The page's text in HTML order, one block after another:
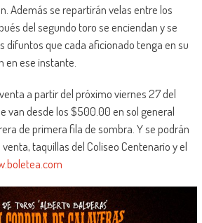
Además se repartirán velas entre los
del segundo toro se enciendan y se
difuntos que cada aficionado tenga en su
en ese instante.
a partir del próximo viernes 27 del
van desde los $500.00 en sol general
de primera fila de sombra. Y se podrán
taquillas del Coliseo Centenario y el